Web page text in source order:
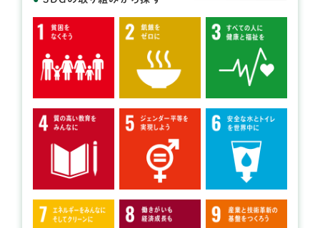
開催日： 2026年07月25日～2026年07月26日 、
雨天時：
①2026年7月25日～26日→2026年8月1日～2日